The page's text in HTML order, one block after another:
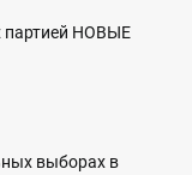
партией НОВЫЕ
выборах в